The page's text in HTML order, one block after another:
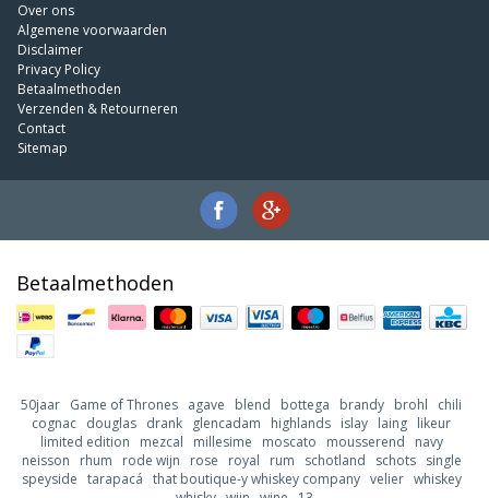
Over ons
Algemene voorwaarden
Disclaimer
Privacy Policy
Betaalmethoden
Verzenden & Retourneren
Contact
Sitemap
Betaalmethoden
50jaar Game of Thrones agave blend bottega brandy brohl
chili
cognac douglas drank glencadam highlands islay laing likeur
limited edition
mezcal millesime moscato mousserend
navy
neisson
rhum rode wijn rose royal rum schotland schots
single
speyside tarapacá that boutique-y whiskey company velier whiskey